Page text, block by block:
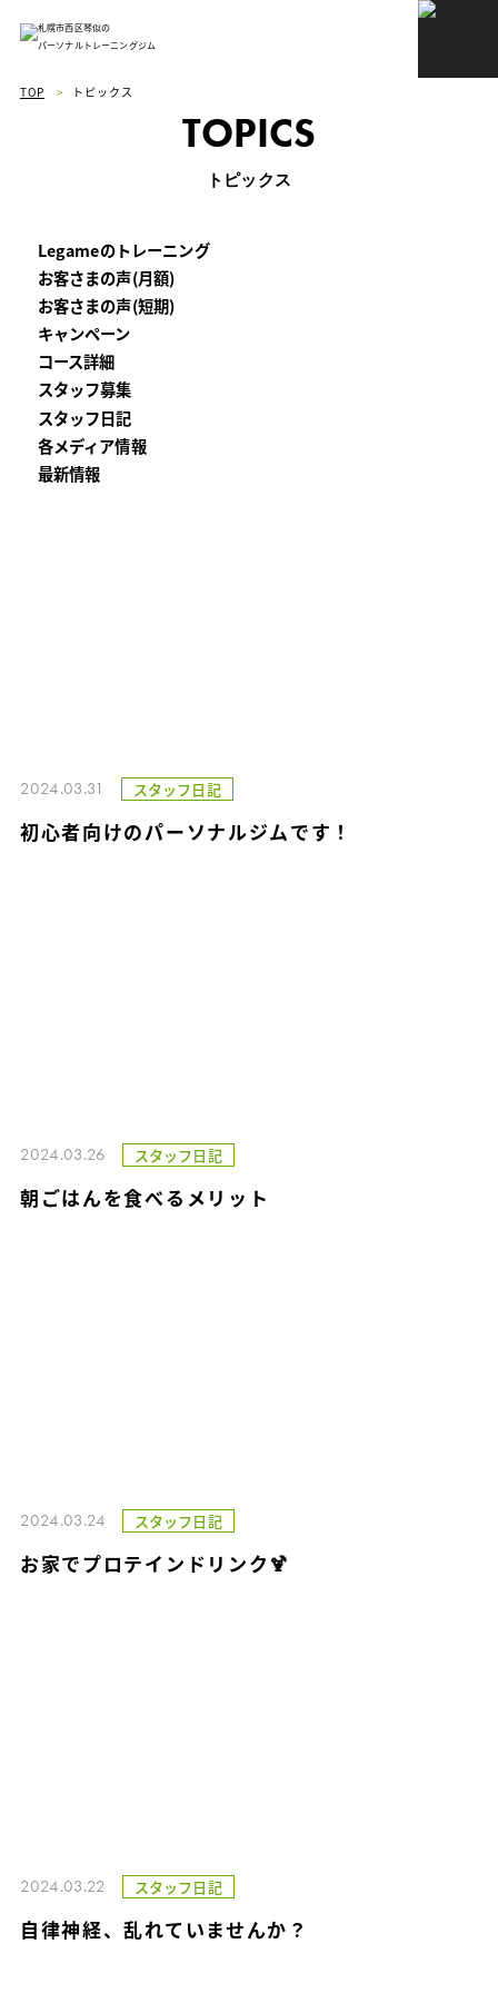
札幌市西区琴似の
パーソナルトレーニングジム
TOP > トピックス
TOPICS
トピックス
Legameのトレーニング
お客さまの声(月額)
お客さまの声(短期)
キャンペーン
コース詳細
スタッフ募集
スタッフ日記
各メディア情報
最新情報
2024.03.31 スタッフ日記
初心者向けのパーソナルジムです！
2024.03.26 スタッフ日記
朝ごはんを食べるメリット
2024.03.24 スタッフ日記
お家でプロテインドリンク🍹
2024.03.22 スタッフ日記
自律神経、乱れていませんか？